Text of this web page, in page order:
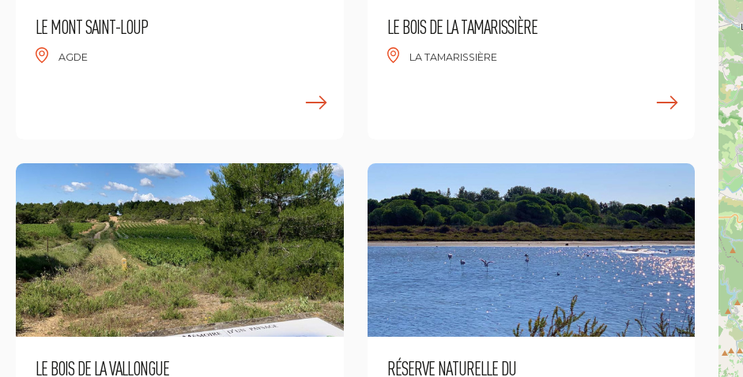
LE MONT SAINT-LOUP
AGDE
LE BOIS DE LA TAMARISSIÈRE
LA TAMARISSIÈRE
LE BOIS DE LA VALLONGUE
RÉSERVE NATURELLE DU